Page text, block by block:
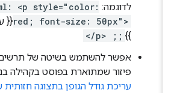
לדוגמה:html: <p style="color:
red; font-size: 50px">
{{ערך
</p> ;;
אפשר להשתמש בשיטה של תרשים
פיזור שמתוארת בפוסט בקהילה בנושא
עריכת גודל הגופן בתצוגה חזותית של